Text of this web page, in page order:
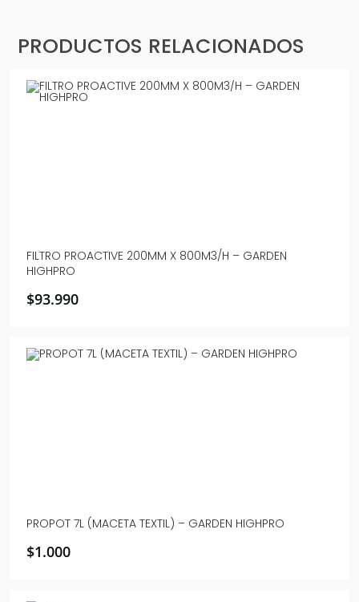
PRODUCTOS RELACIONADOS
FILTRO PROACTIVE 200MM X 800M3/H – GARDEN
HIGHPRO
$93.990
PROPOT 7L (MACETA TEXTIL) – GARDEN HIGHPRO
$1.000